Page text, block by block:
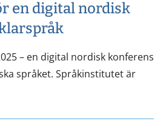
en digital nordisk
– en digital nordisk konferens
språket. Språkinstitutet är